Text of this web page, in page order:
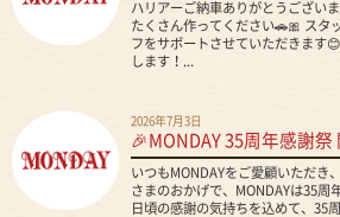
ハリアーご納車ありがとうござい
たくさん作ってください🚗🎀 スタ
フをサポートさせていただきます
します！...
2026年7月3日
🎉MONDAY 35周年感謝祭
いつもMONDAYをご愛顧いただき
さまのおかげで、MONDAYは35周
日頃の感謝の気持ちを込めて、35